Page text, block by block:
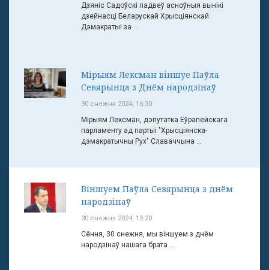
Дзяніс Садоўскі падвеў асноўныя вынікі
дзейнасці Беларускай Хрысціянскай
Дэмакратыі за ...
Мірыям Лексман віншуе Паўла
Севярынца з Днём народзінаў
30 снежня 2024, 16:30
Мірыям Лексман, дэпутатка Еўрапейскага
парламенту ад партыі "Хрысціянска-
дэмакратычны Рух" Славаччына ...
Віншуем Паўла Севярынца з днём
народзінаў
30 снежня 2024, 13:20
Сёння, 30 снежня, мы віншуем з днём
народзінаў нашага брата ...